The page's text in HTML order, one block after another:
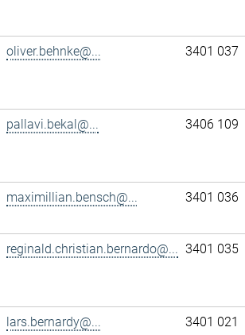
oliver.behnke@... 3401 037
pallavi.bekal@... 3406 109
maximillian.bensch@... 3401 036
reginald.christian.bernardo@... 3401 035
lars.bernardy@... 3401 021